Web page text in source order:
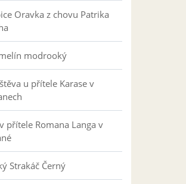
Oravka z chovu Patrika
modrooký
u přítele Karase v
přítele Romana Langa v
Strakáč Černý